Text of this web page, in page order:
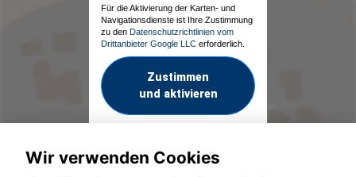
Für die Aktivierung der Karten- und
Navigationsdienste ist Ihre Zustimmung
zu den Datenschutzrichtlinien vom
Drittanbieter Google LLC erforderlich.
Zustimmen
und aktivieren
Wir verwenden Cookies